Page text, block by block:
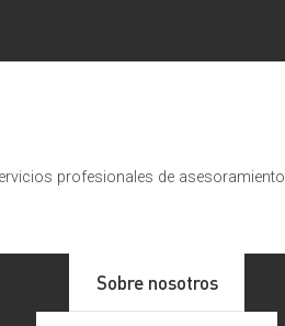
profesionales de
Sobre nosotros